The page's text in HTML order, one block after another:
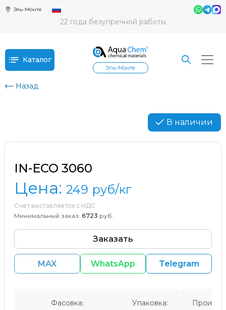
Эль-Монте
22 года безупречной работы
Каталог
Эль-Монте
Назад
В наличии
IN-ECO 3060
Цена: 249 руб/кг
Счет выставляется с НДС
Минимальный заказ: 6723 руб.
Заказать
MAX WhatsApp Telegram
Фасовка:
Упаковка: